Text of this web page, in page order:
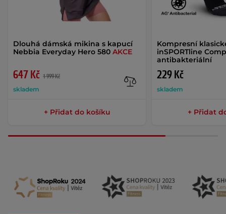
Dlouhá dámská mikina s kapucí
Nebbia Everyday Hero 580 AKCE
647 Kč 1 999 Kč
skladem
+ Přidat do košíku
Kompresní
inSPORTline
antibakteriální
229 Kč
skladem
+ Přidat